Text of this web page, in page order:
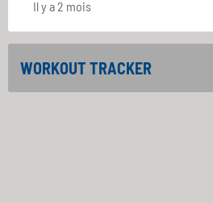
Il y a 2 mois
WORKOUT TRACKER